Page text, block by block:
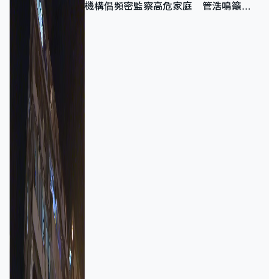
機構倡頻密監察高危家庭 管浩鳴籲加